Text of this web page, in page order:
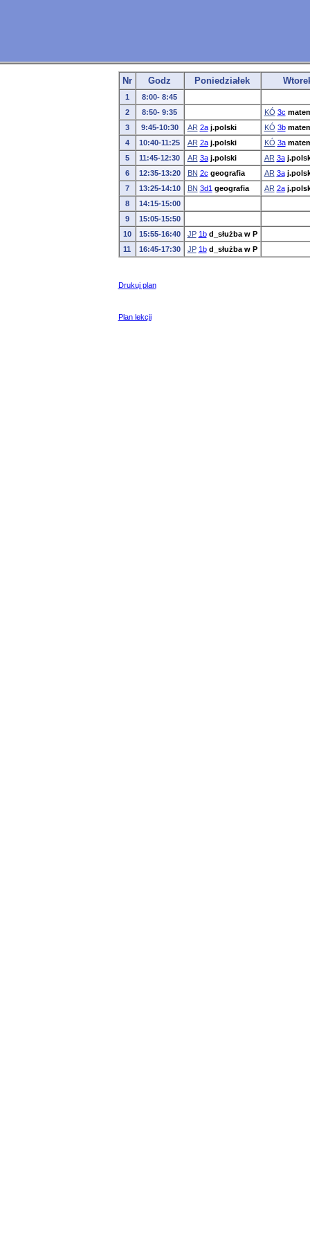
Nr Godz Poniedziałek
1
8:00- 8:45
2
8:50- 9:35 KÓ 3c
3
9:45-10:30 AR 2a j.polski KÓ 3b
4
10:40-11:25 AR 2a j.polski KÓ 3a
5
11:45-12:30 AR 3a j.polski AR 3a
6
12:35-13:20 BN 2c geografia AR 3a
7
13:25-14:10 BN 3d1 geografia AR 2a
8
14:15-15:00
9
15:05-15:50
10
15:55-16:40 JP 1b d_służba w P
11
16:45-17:30 JP 1b d_służba w P
Drukuj plan
Plan lekcji